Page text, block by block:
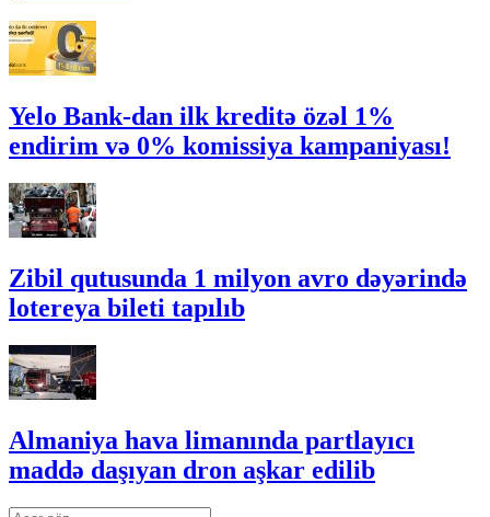
Yelo Bank-dan ilk kreditə özəl 1%
endirim və 0% komissiya kampaniyası!
Zibil qutusunda 1 milyon avro dəyərində
lotereya bileti tapılıb
Almaniya hava limanında partlayıcı
maddə daşıyan dron aşkar edilib